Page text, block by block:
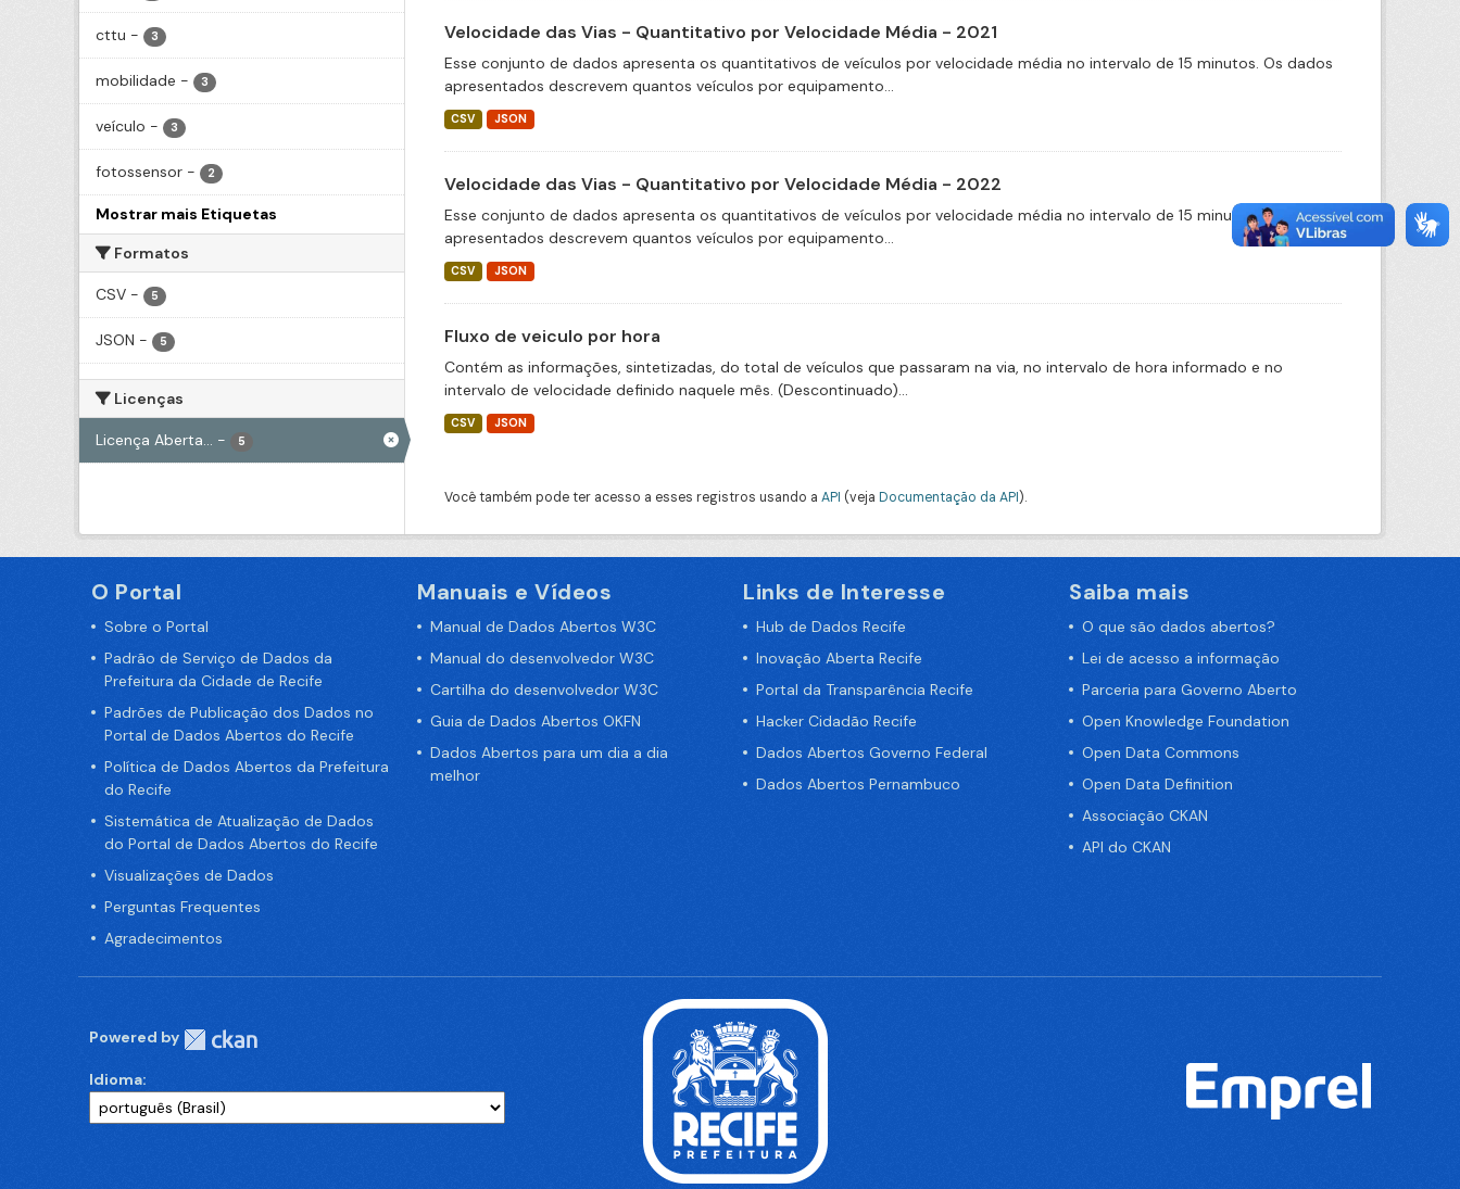
cttu - 3
mobilidade - 3
veículo - 3
fotossensor - 2
Mostrar mais Etiquetas
Formatos
CSV - 5
JSON - 5
Licenças
Licença Aberta... - 5
Velocidade das Vias - Quantitativo por Velocidade Média - 2021
Esse conjunto de dados apresenta os quantitativos de veículos por velocidade média no intervalo de 15 minutos. Os dados
apresentados descrevem quantos veículos por equipamento...
CSV JSON
Velocidade das Vias - Quantitativo por Velocidade Média - 2022
Esse conjunto de dados apresenta os quantitativos de veículos por velocidade média no intervalo de 15 minutos. Os dados
apresentados descrevem quantos veículos por equipamento...
CSV JSON
Fluxo de veiculo por hora
Contém as informações, sintetizadas, do total de veículos que passaram na via, no intervalo de hora informado e no
intervalo de velocidade definido naquele mês. (Descontinuado)...
CSV JSON
Você também pode ter acesso a esses registros usando a API (veja Documentação da API).
O Portal
Sobre o Portal
Padrão de Serviço de Dados da
Prefeitura da Cidade de Recife
Padrões de Publicação dos Dados no
Portal de Dados Abertos do Recife
Política de Dados Abertos da Prefeitura
do Recife
Sistemática de Atualização de Dados
do Portal de Dados Abertos do Recife
Visualizações de Dados
Perguntas Frequentes
Agradecimentos
Manuais e Vídeos
Manual de Dados Abertos W3C
Manual do desenvolvedor W3C
Cartilha do desenvolvedor W3C
Guia de Dados Abertos OKFN
Dados Abertos para um dia a dia
melhor
Links de Interesse
Hub de Dados Recife
Inovação Aberta Recife
Portal da Transparência Recife
Hacker Cidadão Recife
Dados Abertos Governo Federal
Dados Abertos Pernambuco
Saiba mais
O que são dados abertos?
Lei de acesso a informação
Parceria para Governo Aberto
Open Knowledge Foundation
Open Data Commons
Open Data Definition
Associação CKAN
API do CKAN
Powered by
Idioma